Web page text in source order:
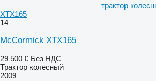
трактор
XTX165
14
McCormick XTX165
29 500 € Без НДС
Трактор колесный
2009